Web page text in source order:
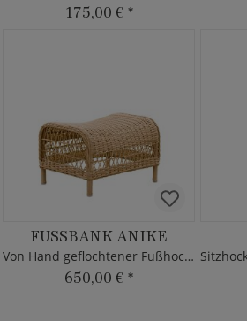
175,00 € *
FUSSBANK ANIKE
Von Hand geflochtener Fußhocker
650,00 € *